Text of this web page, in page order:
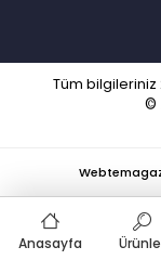
Tüm bilgileriniz
©
Anasayfa